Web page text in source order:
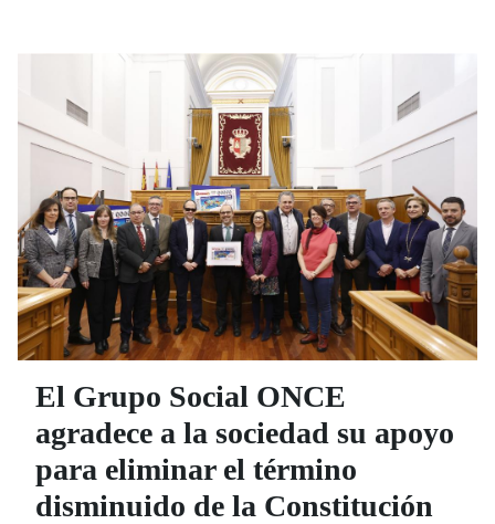
El Grupo Social ONCE
agradece a la sociedad su apoyo
para eliminar el término
disminuido de la Constitución